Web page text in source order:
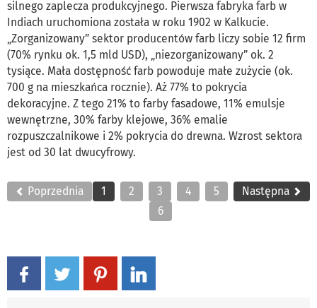
silnego zaplecza produkcyjnego. Pierwsza fabryka farb w
Indiach uruchomiona została w roku 1902 w Kalkucie.
„Zorganizowany” sektor producentów farb liczy sobie 12 firm
(70% rynku ok. 1,5 mld USD), „niezorganizowany” ok. 2
tysiące. Mała dostępność farb powoduje małe zużycie (ok.
700 g na mieszkańca rocznie). Aż 77% to pokrycia
dekoracyjne. Z tego 21% to farby fasadowe, 11% emulsje
wewnętrzne, 30% farby klejowe, 36% emalie
rozpuszczalnikowe i 2% pokrycia do drewna. Wzrost sektora
jest od 30 lat dwucyfrowy.
Poprzednia 1 2 3 4
5
6
Następna